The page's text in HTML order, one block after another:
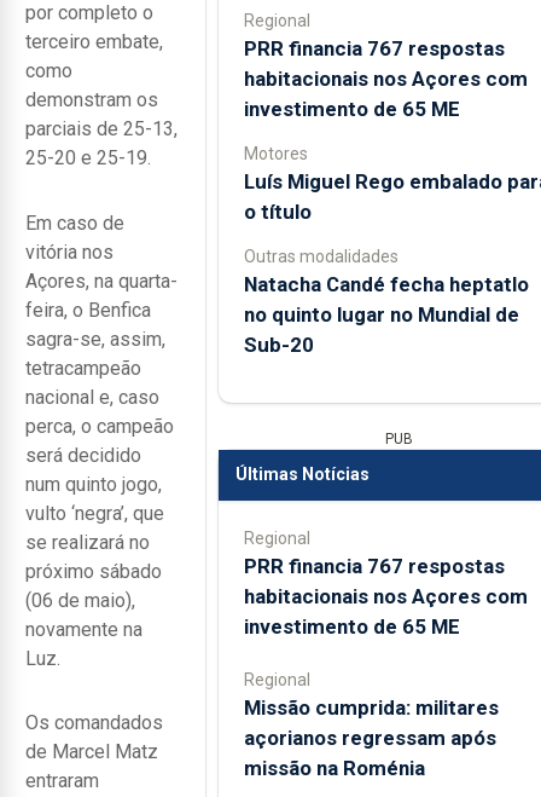
por completo o
terceiro embate,
como
demonstram os
parciais de 25-13,
25-20 e 25-19.
Em caso de
vitória nos
Açores, na quarta-
feira, o Benfica
sagra-se, assim,
tetracampeão
nacional e, caso
perca, o campeão
será decidido
num quinto jogo,
vulto ‘negra’, que
se realizará no
próximo sábado
(06 de maio),
novamente na
Luz.
Os comandados
de Marcel Matz
entraram
Regional
PRR financia 767 respostas
habitacionais nos Açores com
investimento de 65 ME
Motores
Luís Miguel Rego embalado
o título
Outras modalidades
Natacha Candé fecha heptatlo
no quinto lugar no Mundial de
Sub-20
PUB
Últimas Notícias
Regional
PRR financia 767 respostas
habitacionais nos Açores com
investimento de 65 ME
Regional
Missão cumprida: militares
açorianos regressam após
missão na Roménia